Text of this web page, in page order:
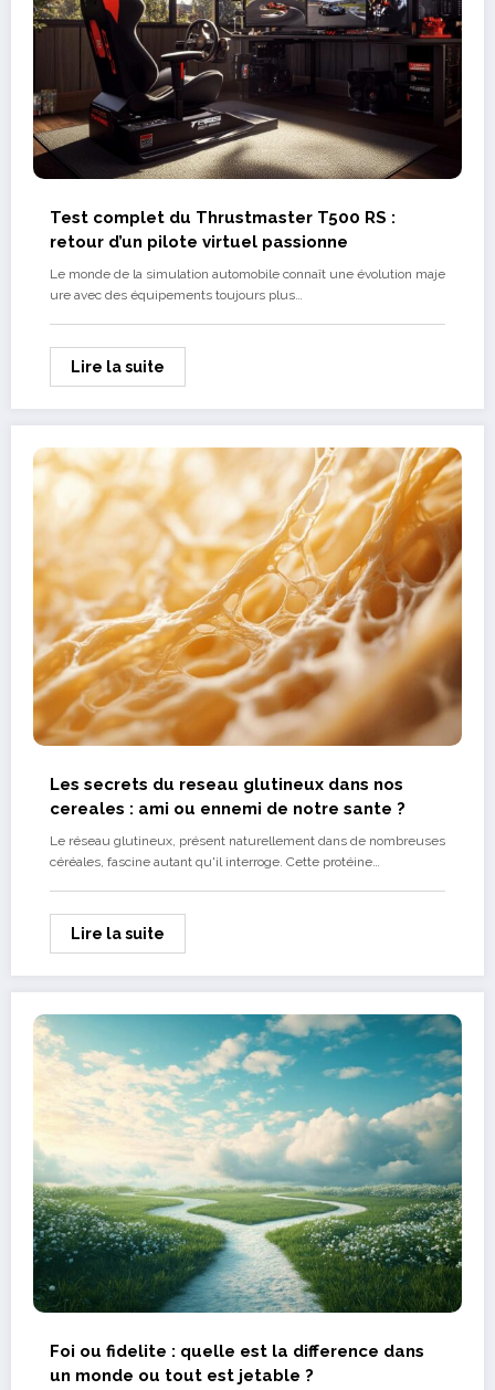
Test complet du Thrustmaster T500 RS :
retour d’un pilote virtuel passionne
Le monde de la simulation automobile connaît une évolution maje
ure avec des équipements toujours plus…
Lire la suite
Les secrets du reseau glutineux dans nos
cereales : ami ou ennemi de notre sante ?
Le réseau glutineux, présent naturellement dans de nombreuses
céréales, fascine autant qu'il interroge. Cette protéine…
Lire la suite
Foi ou fidelite : quelle est la difference dans
un monde ou tout est jetable ?